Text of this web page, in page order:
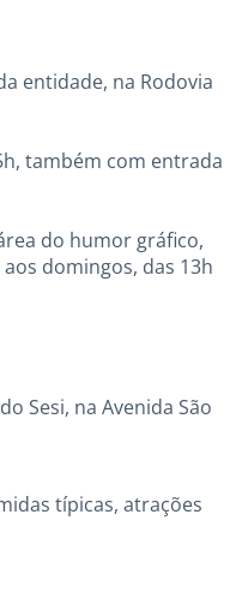
entidade, na Rodovia
também com entrada
do humor gráfico,
domingos, das 13h
Sesi, na Avenida São
típicas, atrações